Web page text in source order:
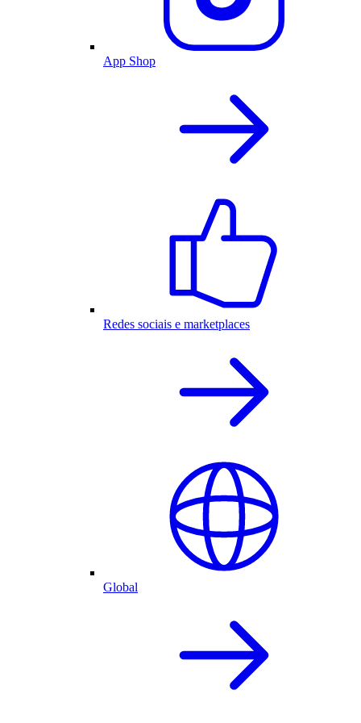
App Shop
Redes sociais e marketplaces
Global